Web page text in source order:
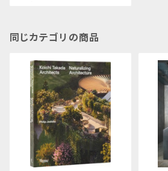
同じカテゴリの商品